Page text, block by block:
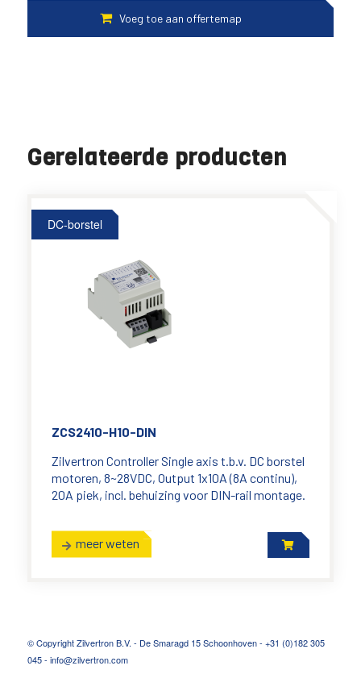
Gerelateerde producten
DC-borstel
ZCS2410-H10-DIN
Zilvertron Controller Single axis t.b.v. DC borstel
motoren, 8~28VDC, Output 1x10A (8A continu),
20A piek, incl. behuizing voor DIN-rail montage.
meer weten
© Copyright Zilvertron B.V. - De Smaragd 15 Schoonhoven - +31 (0)182 305
045 - info@zilvertron.com